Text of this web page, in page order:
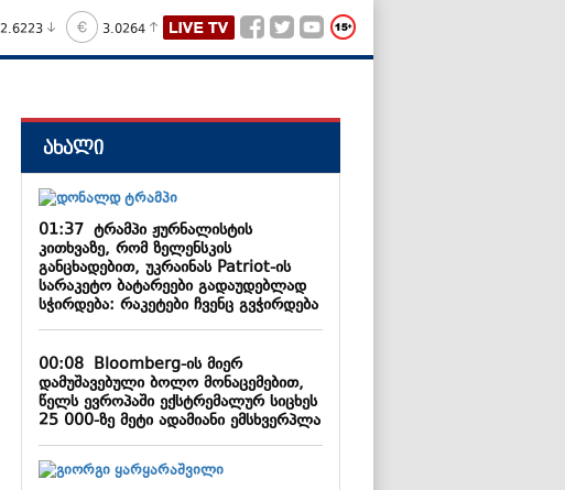
2.6223 3.0264
ახალი
01:37ტრამპი ჟურნალისტის
კითხვაზე, რომ ზელენსკის
განცხადებით, უკრაინას Patriot-ის
სარაკეტო ბატარეები გადაუდებლად
სჭირდება: რაკეტები ჩვენც გვჭირდება
00:08Bloomberg-ის მიერ
დამუშავებული ბოლო მონაცემებით,
წელს ევროპაში ექსტრემალურ სიცხეს
25 000-ზე მეტი ადამიანი ემსხვერპლა